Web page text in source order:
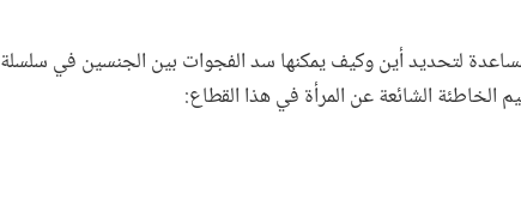
لتحديد أين وكيف يمكنها سد الفجوات بين الجنسين في سلسلة
الخاطئة الشائعة عن المرأة في هذا القطاع: